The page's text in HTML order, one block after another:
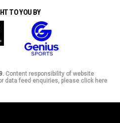
TO YOU BY
Content responsibility of website
data feed enquiries, please click here